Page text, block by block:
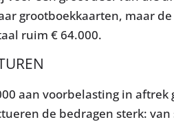
grootboekkaarten, maar
ruim € 64.000.
aan voorbelasting in
de bedragen sterk: van